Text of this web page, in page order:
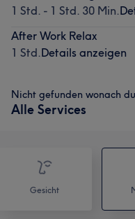
1 Std. - 1 Std. 30 Min.
After Work Relax
1 Std.Details anzeigen
Nicht gefunden wonach
Alle Services
Gesicht